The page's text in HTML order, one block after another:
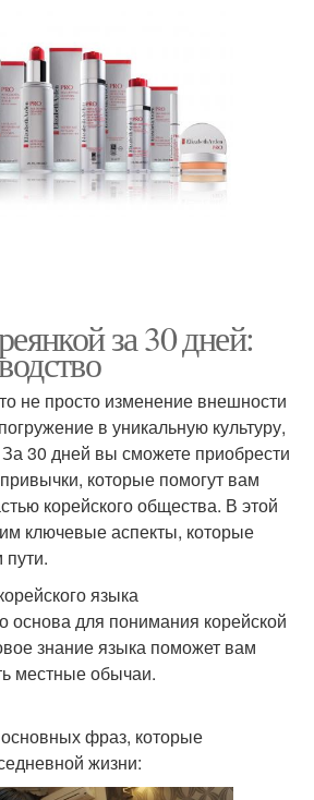
за 30 дней:
не просто изменение внешности
в уникальную культуру,
30 дней вы сможете приобрести
которые помогут вам
корейского общества. В этой
ключевые аспекты, которые
пути.
языка
основа для понимания корейской
знание языка поможет вам
местные обычаи.
фраз, которые
жизни: